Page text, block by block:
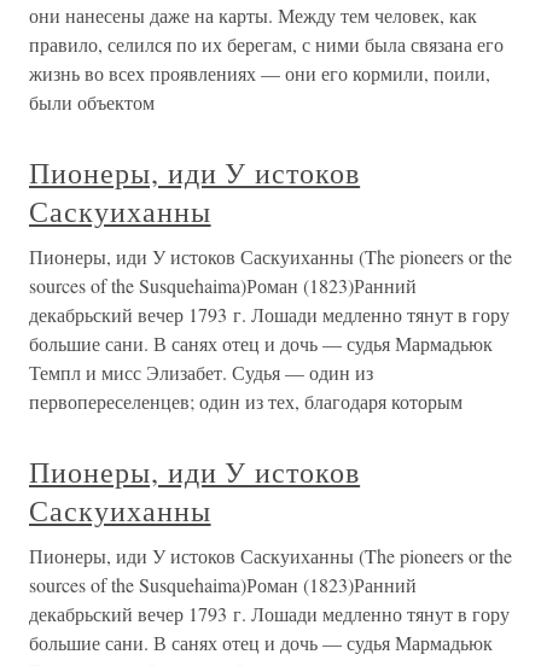
они нанесены даже на карты. Между тем человек, как
правило, селился по их берегам, с ними была связана его
жизнь во всех проявлениях — они его кормили, поили,
были объектом
Пионеры, иди У истоков
Саскуиханны
Пионеры, иди У истоков Саскуиханны (The pioneers or the
sources of the Susquehaima)Роман (1823)Ранний
декабрьский вечер 1793 г. Лошади медленно тянут в гору
большие сани. В санях отец и дочь — судья Мармадьюк
Темпл и мисс Элизабет. Судья — один из
первопереселенцев; один из тех, благодаря которым
Пионеры, иди У истоков
Саскуиханны
Пионеры, иди У истоков Саскуиханны (The pioneers or the
sources of the Susquehaima)Роман (1823)Ранний
декабрьский вечер 1793 г. Лошади медленно тянут в гору
большие сани. В санях отец и дочь — судья Мармадьюк